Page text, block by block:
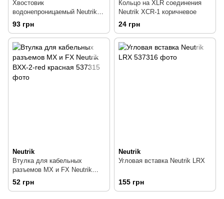
Хвостовик
водонепроницаемый Neutrik
BSL-WR
93 грн
Кольцо на XLR соединения
Neutrik XCR-1 коричневое
24 грн
Neutrik
Втулка для кабельных
разъемов МХ и FX Neutrik
BXX-2-red красная
52 грн
Neutrik
Угловая вставка Neutrik LRX
155 грн